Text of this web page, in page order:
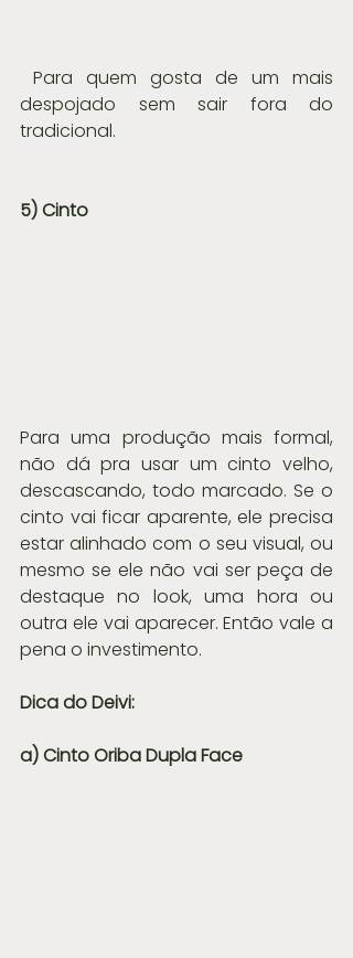
despojado sem sair fora do
tradicional.
5) Cinto
Para uma produção mais formal,
não dá pra usar um cinto velho,
descascando, todo marcado. Se o
cinto vai ficar aparente, ele precisa
estar alinhado com o seu visual, ou
mesmo se ele não vai ser peça de
destaque no look, uma hora ou
outra ele vai aparecer. Então vale a
pena o investimento.
Dica do Deivi:
a) Cinto Oriba Dupla Face